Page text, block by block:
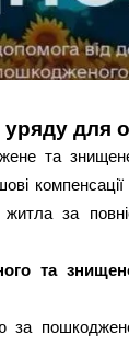
для
та
житла за
та
за